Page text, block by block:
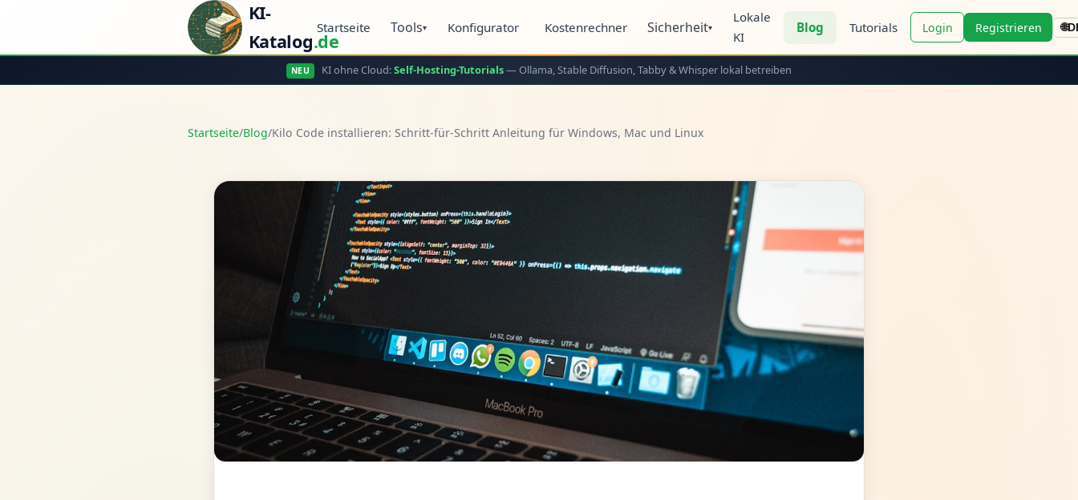
KI-
Katalog.de
Startseite Tools▾ Konfigurator Kostenrechner Sicherheit▾
Lokale
KI
Blog Tutorials Login Registrieren 🌐
NEU KI ohne Cloud:Self-Hosting-Tutorials— Ollama, Stable Diffusion, Tabby & Whisper lokal betreiben
Startseite/Blog/Kilo Code installieren: Schritt-für-Schritt Anleitung für Windows, Mac und Linux